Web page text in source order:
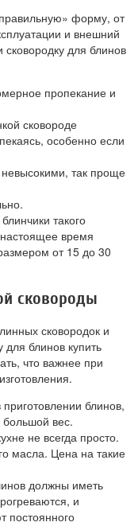
форму, от
и внешний
для блинов
пропекание и
сковороде
особенно если
так проще
такого
время
от 15 до 30
сковороды
сковородок и
блинов купить
что важнее при
блинов,
вес.
не всегда просто.
масла. Цена на такие
должны иметь
и
постоянного